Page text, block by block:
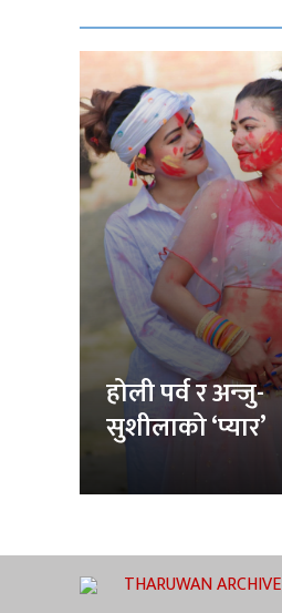
होली पर्व र अन्जु-
सुशीलाको ‘प्यार’
THARUWAN ARCHIVE